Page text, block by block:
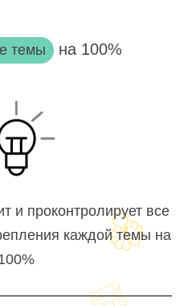
темы на 100%
и проконтролирует все
каждой темы на